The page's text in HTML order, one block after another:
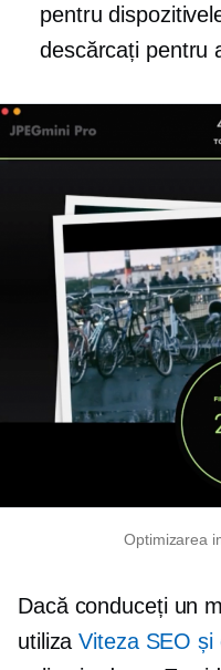
pentru
descărcați pentru
Optimizarea
Dacă conduceți un
utilizaViteza SEO și